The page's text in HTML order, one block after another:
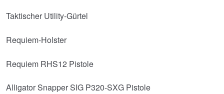
Taktischer Utility-Gürtel
Requiem-Holster
Requiem RHS12 Pistole
Alligator Snapper SIG P320-SXG Pistole